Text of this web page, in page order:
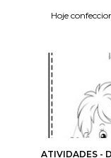
Hoje
ATIVIDADES -